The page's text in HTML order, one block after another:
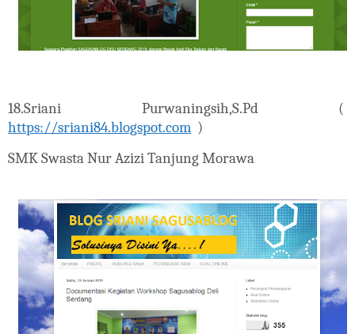
18.Sriani Purwaningsih,S.Pd (
https://sriani84.blogspot.com )
SMK Swasta Nur Azizi Tanjung Morawa